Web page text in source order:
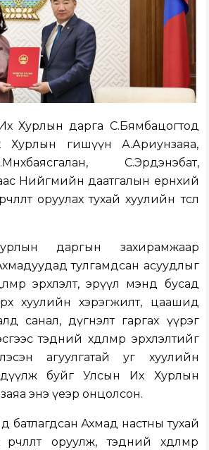
Хурлын дарга С.Бямбацогтод
Хурлын гишүүн А.Ариунзаяа,
С.Эрдэнэбат,
Нийгмийн даатгалын ерөнхий
оруулах тухай хуулийн төсөл
даргын захирамжаар
тулгамдсан асуудлыг
эрхлэлт, эрүүл мэнд бусад
хуулийн хэрэгжилт, цаашид
санал, дүгнэлт гаргах үүрэг
тэдний хөдөлмөр эрхлэлтийг
агуулгатай уг хуулийн
буйг Улсын Их Хурлын
энэ үеэр онцолсон.
батлагдсан Ахмад настны тухай
оруулж, тэдний хөдөлмөр